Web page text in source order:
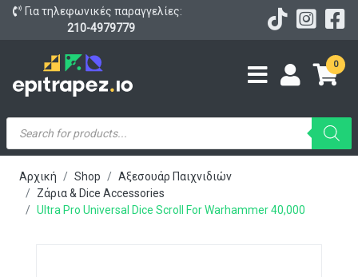
Για τηλεφωνικές παραγγελίες:
210-4979779
0
Products
search
Αρχική Shop
Αξεσουάρ Παιχνιδιών
Ζάρια & Dice Accessories
Ultra Pro Universal Dice Scroll For Warhammer 40,000